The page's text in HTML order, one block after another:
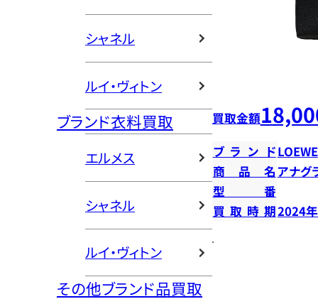
シャネル
ルイ・ヴィトン
ブランド衣料買取
エルメス
シャネル
ルイ・ヴィトン
その他ブランド品買取
買取金額
ブランドLOEWE
商品名アナグ
型番
買取時期2024